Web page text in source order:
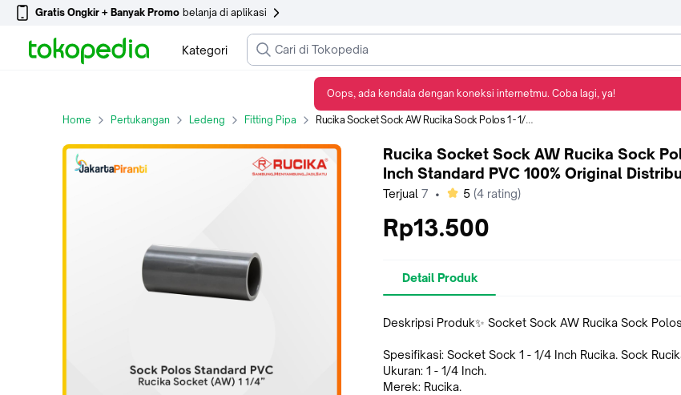
Gratis Ongkir + Banyak Promo belanja di aplikasi
Kategori
Home Pertukangan Ledeng Fitting Pipa Rucika Socket Sock AW Rucika Sock Polos 1 - 1/4 Inch Standard PVC 100% Original Distributor Resmi
Rucika Socket Sock AW Rucika Sock
Inch Standard PVC 100% Original
Terjual 7 • bintang
5 (4 rating)
Rp13.500
Detail Produk
Deskripsi Produk✨ Socket Sock AW Rucika Sock
Spesifikasi: Socket Sock 1 - 1/4 Inch Rucika. Sock
Ukuran: 1 - 1/4 Inch.
Merek: Rucika.
Oops, ada kendala dengan koneksi internetmu. Coba lagi, ya!